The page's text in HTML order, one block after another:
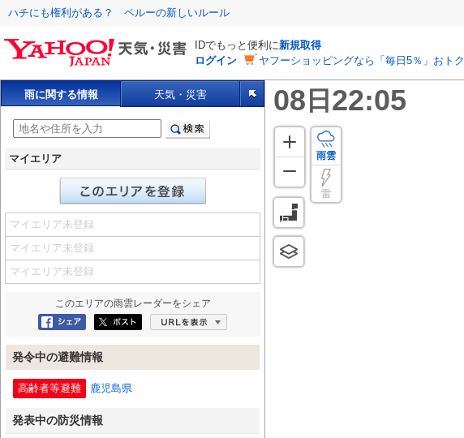
ハチにも権利がある？ ペルーの新しいルール
IDでもっと便利に新規取得
ログイン
ヤフーショッピングなら「毎日5％」おトク
雨に関する情報 天気・災害
マイエリア
マイエリア未登録
マイエリア未登録
マイエリア未登録
このエリアの雨雲レーダーをシェア
Facebookにシェア
ポスト
発令中の避難情報
高齢者等避難 鹿児島県
発表中の防災情報
雨雲
雷
08 日 22:05